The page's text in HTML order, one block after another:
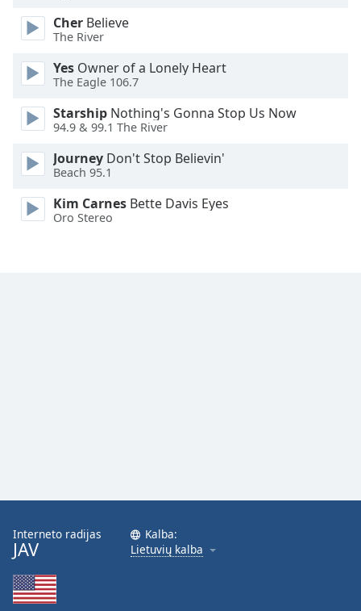
Cher Believe
The River
Yes Owner of a Lonely Heart
The Eagle 106.7
Starship Nothing's Gonna Stop Us Now
94.9 & 99.1 The River
Journey Don't Stop Believin'
Beach 95.1
Kim Carnes Bette Davis Eyes
Oro Stereo
Interneto radijas
JAV
Kalba:
Lietuvių kalba